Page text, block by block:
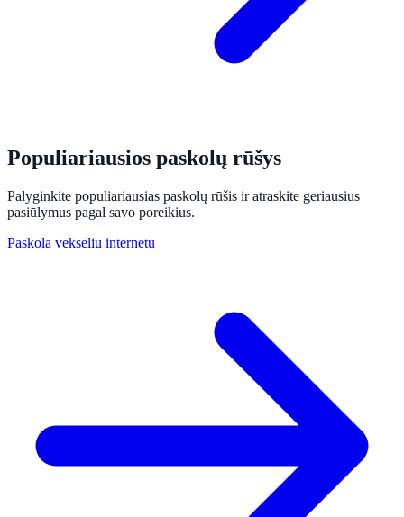
Populiariausios paskolų rūšys
Palyginkite populiariausias paskolų rūšis ir atraskite geriausius
pasiūlymus pagal savo poreikius.
Paskola vekseliu internetu